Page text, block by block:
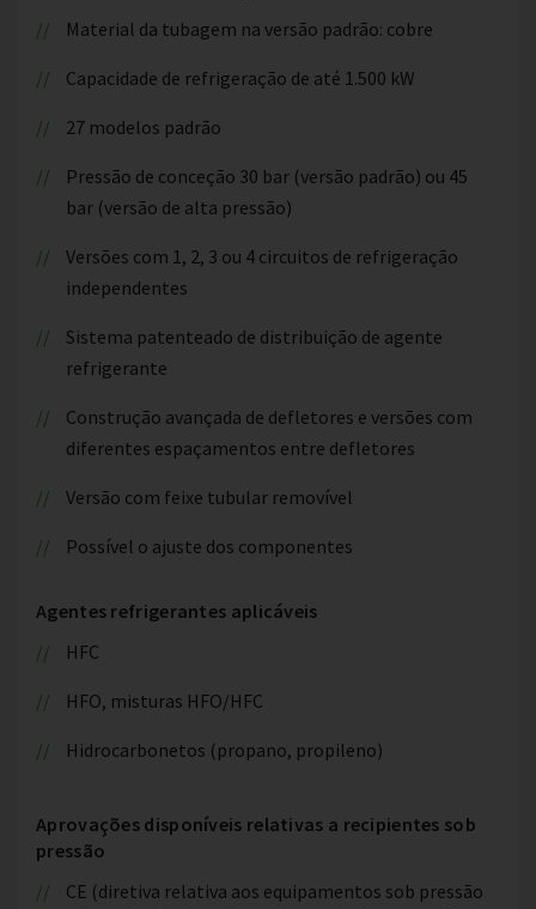
Material da tubagem na versão padrão: cobre
Capacidade de refrigeração de até 1.500 kW
27 modelos padrão
Pressão de conceção 30 bar (versão padrão) ou 45
bar (versão de alta pressão)
Versões com 1, 2, 3 ou 4 circuitos de refrigeração
independentes
Sistema patenteado de distribuição de agente
refrigerante
Construção avançada de defletores e versões com
diferentes espaçamentos entre defletores
Versão com feixe tubular removível
Possível o ajuste dos componentes
Agentes refrigerantes aplicáveis
HFC
HFO, misturas HFO/HFC
Hidrocarbonetos (propano, propileno)
Aprovações disponíveis relativas a recipientes sob
pressão
CE (diretiva relativa aos equipamentos sob pressão